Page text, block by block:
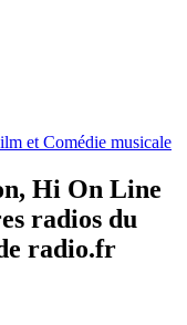
et Comédie musicale
Hi On Line
radios du
radio.fr